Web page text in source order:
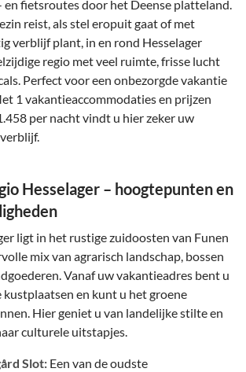
en fietsroutes door het Deense platteland.
reist, als stel eropuit gaat of met
verblijf plant, in en rond Hesselager
regio met veel ruimte, frisse lucht
Perfect voor een onbezorgde vakantie
1 vakantieaccommodaties en prijzen
per nacht vindt u hier zeker uw
Hesselager – hoogtepunten en
ligt in het rustige zuidoosten van Funen
mix van agrarisch landschap, bossen
Vanaf uw vakantieadres bent u
kustplaatsen en kunt u het groene
Hier geniet u van landelijke stilte en
culturele uitstapjes.
Slot: Een van de oudste